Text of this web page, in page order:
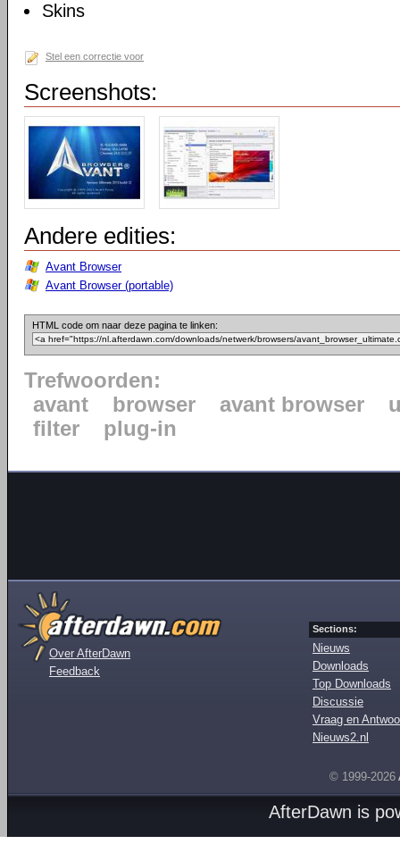
Skins
Stel een correctie voor
Screenshots:
Andere edities:
Avant Browser
Avant Browser (portable)
HTML code om naar deze pagina te linken:
Trefwoorden:
avant
browser avant browser
filter
plug-in
Over AfterDawn
Feedback
Sections:
Nieuws
Downloads
Top Downloads
Discussie
Vraag en
Nieuws2.nl
© 1999-2026
AfterDawn is